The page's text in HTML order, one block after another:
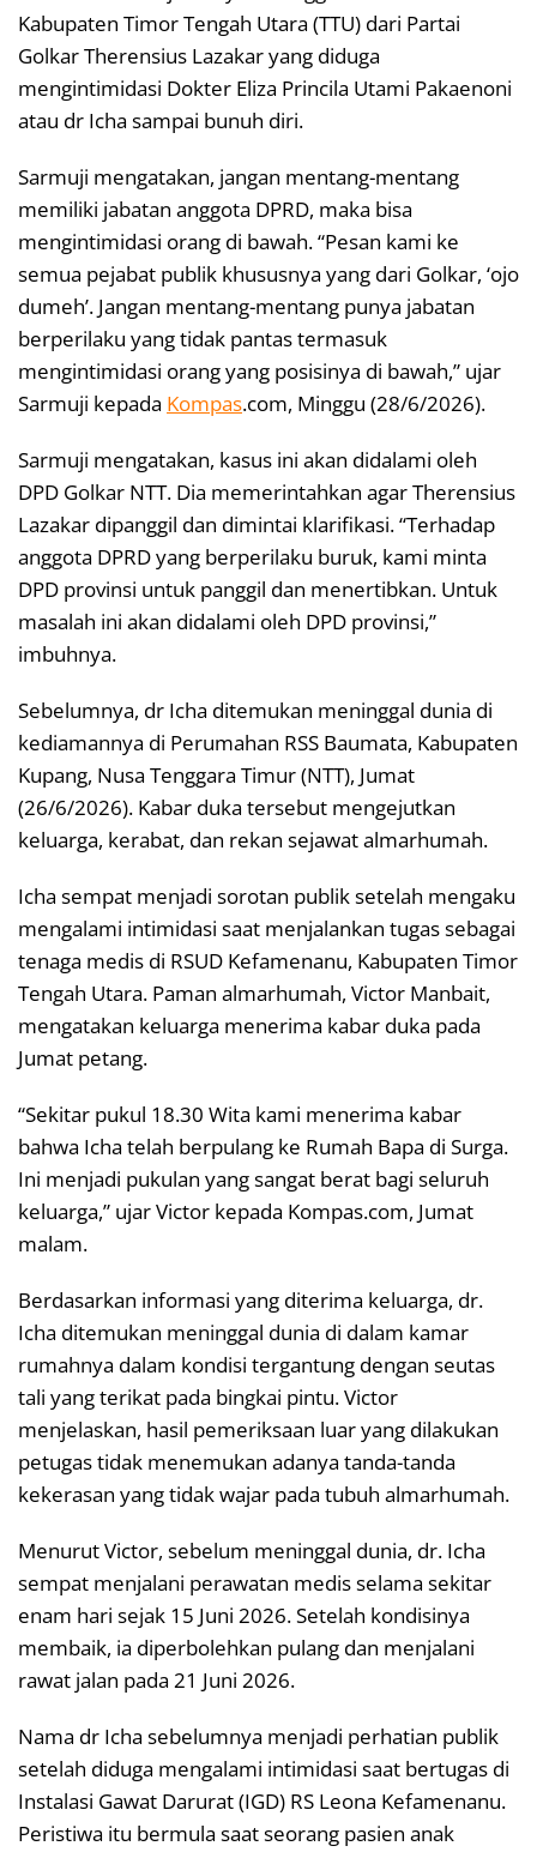
Kabupaten Timor Tengah Utara (TTU) dari Partai
Golkar Therensius Lazakar yang diduga
mengintimidasi Dokter Eliza Princila Utami Pakaenoni
atau dr Icha sampai bunuh diri.
Sarmuji mengatakan, jangan mentang-mentang
memiliki jabatan anggota DPRD, maka bisa
mengintimidasi orang di bawah. “Pesan kami ke
semua pejabat publik khususnya yang dari Golkar, ‘ojo
dumeh’. Jangan mentang-mentang punya jabatan
berperilaku yang tidak pantas termasuk
mengintimidasi orang yang posisinya di bawah,” ujar
Sarmuji kepada Kompas.com, Minggu (28/6/2026).
Sarmuji mengatakan, kasus ini akan didalami oleh
DPD Golkar NTT. Dia memerintahkan agar Therensius
Lazakar dipanggil dan dimintai klarifikasi. “Terhadap
anggota DPRD yang berperilaku buruk, kami minta
DPD provinsi untuk panggil dan menertibkan. Untuk
masalah ini akan didalami oleh DPD provinsi,”
imbuhnya.
Sebelumnya, dr Icha ditemukan meninggal dunia di
kediamannya di Perumahan RSS Baumata, Kabupaten
Kupang, Nusa Tenggara Timur (NTT), Jumat
(26/6/2026). Kabar duka tersebut mengejutkan
keluarga, kerabat, dan rekan sejawat almarhumah.
Icha sempat menjadi sorotan publik setelah mengaku
mengalami intimidasi saat menjalankan tugas sebagai
tenaga medis di RSUD Kefamenanu, Kabupaten Timor
Tengah Utara. Paman almarhumah, Victor Manbait,
mengatakan keluarga menerima kabar duka pada
Jumat petang.
“Sekitar pukul 18.30 Wita kami menerima kabar
bahwa Icha telah berpulang ke Rumah Bapa di Surga.
Ini menjadi pukulan yang sangat berat bagi seluruh
keluarga,” ujar Victor kepada Kompas.com, Jumat
malam.
Berdasarkan informasi yang diterima keluarga, dr.
Icha ditemukan meninggal dunia di dalam kamar
rumahnya dalam kondisi tergantung dengan seutas
tali yang terikat pada bingkai pintu. Victor
menjelaskan, hasil pemeriksaan luar yang dilakukan
petugas tidak menemukan adanya tanda-tanda
kekerasan yang tidak wajar pada tubuh almarhumah.
Menurut Victor, sebelum meninggal dunia, dr. Icha
sempat menjalani perawatan medis selama sekitar
enam hari sejak 15 Juni 2026. Setelah kondisinya
membaik, ia diperbolehkan pulang dan menjalani
rawat jalan pada 21 Juni 2026.
Nama dr Icha sebelumnya menjadi perhatian publik
setelah diduga mengalami intimidasi saat bertugas di
Instalasi Gawat Darurat (IGD) RS Leona Kefamenanu.
Peristiwa itu bermula saat seorang pasien anak